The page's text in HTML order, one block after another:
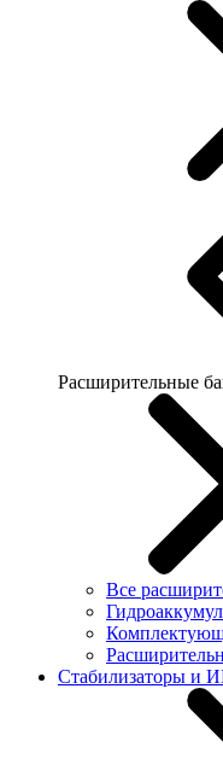
Расширительные
Все
Стабилизаторы и